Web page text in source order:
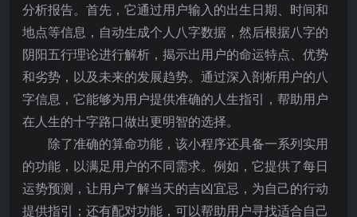
分析报告。首先，它通过用户输入的出生日期、时间和
地点等信息，自动生成个人八字数据，然后根据八字的
阴阳五行理论进行解析，揭示出用户的命运特点、优势
和劣势，以及未来的发展趋势。通过深入剖析用户的八
字信息，它能够为用户提供准确的人生指引，帮助用户
在人生的十字路口做出更明智的选择。
除了准确的算命功能，该小程序还具备一系列实用
的功能，以满足用户的不同需求。例如，它提供了每日
运势预测，让用户了解当天的吉凶宜忌，为自己的行动
提供指引；还有配对功能，可以帮助用户寻找适合自己